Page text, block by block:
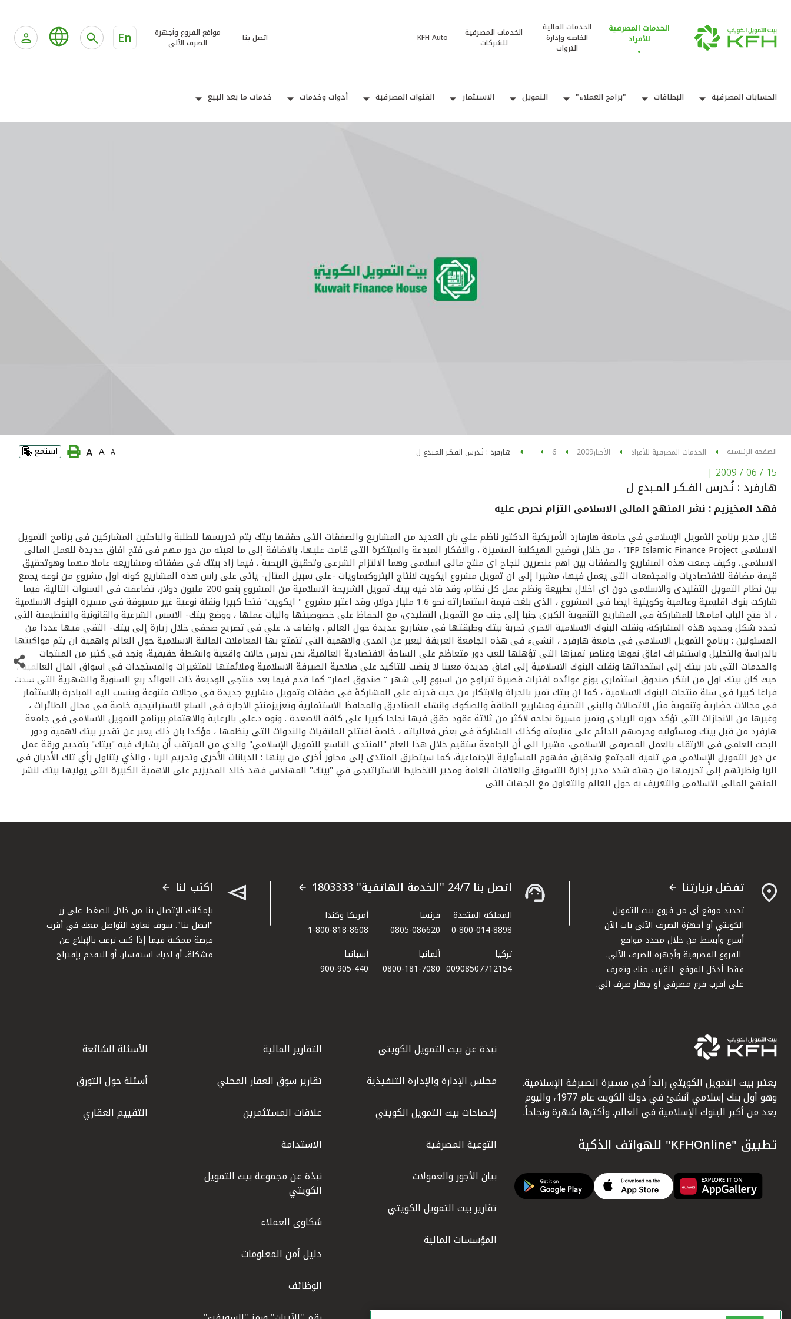
الخدمات المصرفية
للأفراد
الخدمات المالية
الخاصة وإدارة
الثروات
الخدمات المصرفية
للشركات
KFH Auto اتصل بنا
مواقع الفروع وأجهزة
الصرف الآلي
En
الحسابات المصرفية البطاقات "برامج العملاء" التمويل الاستثمار القنوات المصرفية أدوات وخدمات خدمات ما بعد البيع
الصفحة الرئيسية الخدمات المصرفية للأفراد الأخبار2009
6 هـارفرد : نُـدرس الفـكـر المـبدع ل A
A
A استمع
15 / 06 / 2009
|
هـارفرد : نُـدرس الفـكـر المـبدع ل
فهد المخيزيم : نشر المنهج المالى الاسلامى التزام نحرص عليه
قال مدير برنامج التمويل الإسلامي في جامعة هارفارد الأمريكية الدكتور ناظم علي بان العديد من المشاريع والصفقات التى حققها بيتك يتم تدريسها للطلبة والباحثين المشاركين فى برنامج التمويل
الاسلامى IFP Islamic Finance Project" ، من خلال توضيح الهيكلية المتميزة ، والافكار المبدعة والمبتكرة التى قامت عليها، بالاضافة إلى ما لعبته من دور مهم فى فتح افاق جديدة للعمل المالى
الاسلامى، وكيف جمعت هذه المشاريع والصفقات بين اهم عنصرين لنجاح اى منتج مالى اسلامى وهما الالتزام الشرعى وتحقيق الربحية ، فيما زاد بيتك فى صفقاته ومشاريعه عاملا مهما وهوتحقيق
قيمة مضافة للاقتصاديات والمجتمعات التى يعمل فيها، مشيرا إلى ان تمويل مشروع ايكويت لانتاج البتروكيماويات -على سبيل المثال- ياتى على راس هذه المشاريع كونه اول مشروع من نوعه يجمع
بين نظام التمويل التقليدى والاسلامى دون اى اخلال بطبيعة ونظم عمل كل نظام، وقد قاد فيه بيتك تمويل الشريحة الاسلامية من المشروع بنحو 200 مليون دولار، تضاعفت فى السنوات التالية، فيما
شاركت بنوك اقليمية وعالمية وكويتية ايضا فى المشروع ، الذى بلغت قيمة استثماراته نحو 1.6 مليار دولار، وقد اعتبر مشروع " ايكويت" فتحا كبيرا ونقلة نوعية غير مسبوقة فى مسيرة البنوك الاسلامية
، اذ فتح الباب امامها للمشاركة فى المشاريع التنموية الكبرى جنبا إلى جنب مع التمويل التقليدى، مع الحفاظ على خصوصيتها واليات عملها ، ووضع بيتك- الاسس الشرعية والقانونية والتنظيمية التى
تحدد شكل وحدود هذه المشاركة، ونقلت البنوك الاسلامية الاخرى تجربة بيتك وطبقتها فى مشاريع عديدة حول العالم . واضاف د. علي فى تصريح صحفى خلال زيارة إلى بيتك- التقى فيها عددا من
المسئولين : برنامج التمويل الاسلامى فى جامعة هارفرد ، انشىء فى هذه الجامعة العريقة ليعبر عن المدى والاهمية التى تتمتع بها المعاملات المالية الاسلامية حول العالم واهمية ان يتم مواكبتها
بالدراسة والتحليل واستشراف افاق نموها وعناصر تميزها التى تؤهلها للعب دور متعاظم على الساحة الاقتصادية العالمية، نحن ندرس حالات واقعية وانشطة حقيقية، ونجد فى كثير من المنتجات
والخدمات التى بادر بيتك إلى استحداثها ونقلت البنوك الاسلامية إلى افاق جديدة معينا لا ينضب للتاكيد على صلاحية الصيرفة الاسلامية وملائمتها للمتغيرات والمستجدات فى اسواق المال العالمية ،
حيث كان بيتك اول من ابتكر صندوق استثمارى يوزع عوائده لفترات قصيرة تتراوح من اسبوع إلى شهر " صندوق اعمار" كما قدم فيما بعد منتجى الوديعة ذات العوائد ربع السنوية والشهرية التى سدت
فراغا كبيرا فى سلة منتجات البنوك الاسلامية ، كما ان بيتك تميز بالجراة والابتكار من حيث قدرته على المشاركة فى صفقات وتمويل مشاريع جديدة فى مجالات متنوعة وينسب اليه المبادرة بالاستثمار
فى مجالات حضارية وتنموية مثل الاتصالات والبنى التحتية ومشاريع الطاقة والصكوك وانشاء الصناديق والمحافظ الاستثمارية وتعزيزمنتج الاجارة فى السلع الاستراتيجية خاصة فى مجال الطائرات ،
وغيرها من الانجازات التى تؤكد دوره الريادى وتميز مسيرة نجاحه لاكثر من ثلاثة عقود حقق فيها نجاحا كبيرا على كافة الاصعدة . ونوه د.على بالرعاية والاهتمام ببرنامج التمويل الاسلامى فى جامعة
هارفرد من قبل بيتك ومسئوليه وحرصهم الدائم على متابعته وكذلك المشاركة فى بعض فعالياته ، خاصة افتتاح الملتقيات والندوات التى ينظمها ، مؤكدا بان ذلك يعبر عن تقدير بيتك لاهمية ودور
البحث العلمى فى الارتقاء بالعمل المصرفى الاسلامى، مشيرا الى أن الجامعة ستقيم خلال هذا العام "المنتدى التاسع للتمويل الإسلامي" والذي من المرتقب أن يشارك فيه "بيتك" بتقديم ورقة عمل
عن دور التمويل الإٍسلامي في تنمية المجتمع وتحقيق مفهوم المسئولية الإجتماعية، كما سيتطرق المنتدى إلى محاور أخرى من بينها : الديانات الأخرى وتحريم الربا ، والذي يتناول رأي تلك الأديان في
الربا ونظرتهم إلى تحريمها من جهته شدد مدير إدارة التسويق والعلاقات العامة ومدير التخطيط الاستراتيجى في "بيتك" المهندس فهد خالد المخيزيم على الاهمية الكبيرة التى يوليها بيتك لنشر
المنهج المالى الاسلامى والتعريف به حول العالم والتعاون مع الجهات التى
تفضل بزيارتنا
تحديد موقع أي من فروع بيت التمويل
الكويتي أو أجهزة الصرف الآلي بات الآن
أسرع وأبسط من خلال محدد مواقع
الفروع المصرفية وأجهزة الصرف الآلي.
فقط أدخل الموقع القريب منك وتعرف
على أقرب فرع مصرفي أو جهاز صرف آلي.
اتصل بنا 24/7 "الخدمة الهاتفية" 1803333
المملكة المتحدة
0-800-014-8898
فرنسا
0805-086620
أمريكا وكندا
1-800-818-8608
تركيا
00908507712154​
ألمانيا
0800-181-7080
أسبانيا
900-905-440
اكتب لنا
بإمكانك الإتصال بنا من خلال الضغط على زر
"اتصل بنا". سوف نعاود التواصل معك في أقرب
فرصة ممكنة فيما إذا كنت ترغب بالإبلاغ عن
مشكلة، أو لديك استفسار، أو التقدم بإقتراح
يعتبر بيت التمويل الكويتي رائداً في مسيرة الصيرفة الإسلامية.
وهو أول بنك إسلامي أنشئ في دولة الكويت عام 1977، واليوم
يعد من أكبر البنوك الإسلامية في العالم. وأكثرها شهرة ونجاحاً.
تطبيق "KFHOnline" للهواتف الذكية
نبذة عن بيت التمويل الكويتي
مجلس الإدارة والإدارة التنفيذية
إفصاحات بيت التمويل الكويتي
التوعية المصرفية
بيان الأجور والعمولات
تقارير بيت التمويل الكويتي
المؤسسات المالية
التقارير المالية
تقارير سوق العقار المحلي
علاقات المستثمرين
الاستدامة
نبذة عن مجموعة بيت التمويل
الكويتي
شكاوى العملاء
دليل أمن المعلومات
الوظائف
الأسئلة الشائعة
أسئلة حول التورق
التقييم العقاري